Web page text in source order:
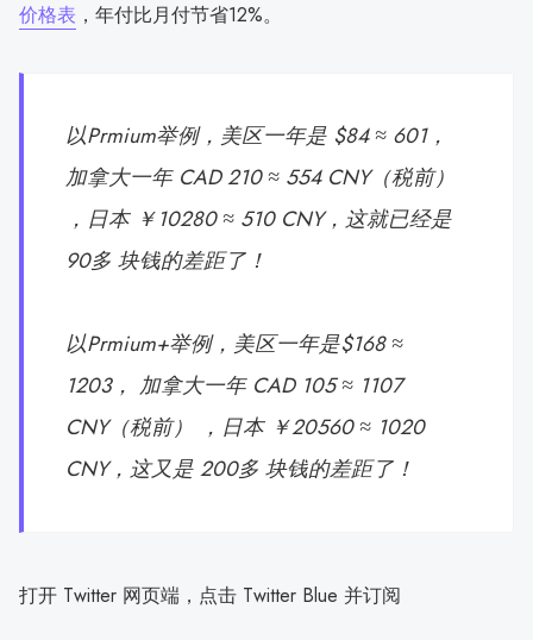
价格表 ，年付比月付节省12%。
以Prmium举例，美区一年是 $84 ≈ 601，
加拿大一年 CAD 210 ≈ 554 CNY（税前）
，日本 ￥10280 ≈ 510 CNY，这就已经是
90多 块钱的差距了！
以Prmium+举例，美区一年是$168 ≈
1203， 加拿大一年 CAD 105 ≈ 1107
CNY（税前） ，日本 ￥20560 ≈ 1020
CNY，这又是 200多 块钱的差距了！
打开 Twitter 网页端，点击 Twitter Blue 并订阅